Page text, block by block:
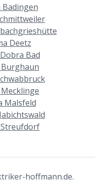
Deetz
Bad
Malsfeld
hoffmann.de.